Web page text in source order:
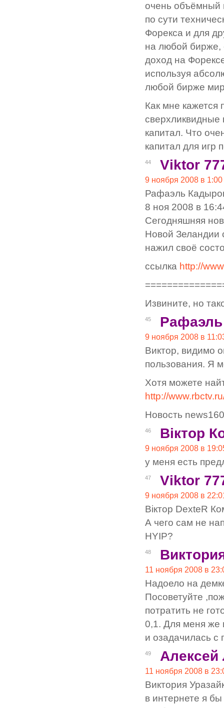
очень объёмный
по сути
Форекса и для
на любой бирже,
доход на
используя
любой бирже
Как мне
сверхликвидные
капитал. Что
капитал для игр
44 Viktor
9 ноября 2008 в 1:00
Рафаэль
8 ноя 2008 в
Сегодняшняя
Новой Зеландии
нажил своё
ссылка http://
Извините, но
45
9 ноября 2008 в
Виктор, видимо
пользования. Я
Хотя можете
http://
Новость
46 Віктор
9 ноября 2008 в
у меня есть
47 Viktor
9 ноября 2008 в
Віктор DexteR
А чего сам не
HYIP?
48
11 ноября 2008 в
Надоело на
Посоветуйте
потратить не
0,1. Для меня же
и озадачилась
49 Алексей
11 ноября 2008 в
Виктория
в интернете я